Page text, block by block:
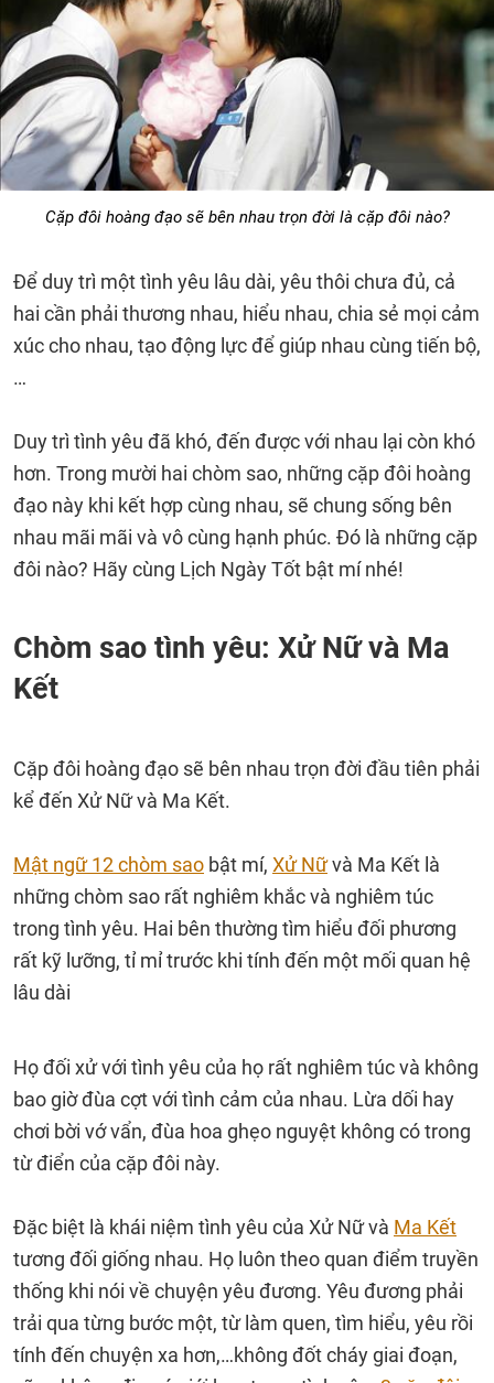
Cặp đôi hoàng đạo sẽ bên nhau trọn đời là cặp đôi nào?
Để duy trì một tình yêu lâu dài, yêu thôi chưa đủ, cả
hai cần phải thương nhau, hiểu nhau, chia sẻ mọi cảm
xúc cho nhau, tạo động lực để giúp nhau cùng tiến bộ,
…
Duy trì tình yêu đã khó, đến được với nhau lại còn khó
hơn. Trong mười hai chòm sao, những cặp đôi hoàng
đạo này khi kết hợp cùng nhau, sẽ chung sống bên
nhau mãi mãi và vô cùng hạnh phúc. Đó là những cặp
đôi nào? Hãy cùng Lịch Ngày Tốt bật mí nhé!
Chòm sao tình yêu: Xử Nữ và Ma
Kết
Cặp đôi hoàng đạo sẽ bên nhau trọn đời đầu tiên phải
kể đến Xử Nữ và Ma Kết.
Mật ngữ 12 chòm sao bật mí, Xử Nữvà Ma Kết là
những chòm sao rất nghiêm khắc và nghiêm túc
trong tình yêu. Hai bên thường tìm hiểu đối phương
rất kỹ lưỡng, tỉ mỉ trước khi tính đến một mối quan hệ
lâu dài
Họ đối xử với tình yêu của họ rất nghiêm túc và không
bao giờ đùa cợt với tình cảm của nhau. Lừa dối hay
chơi bời vớ vẩn, đùa hoa ghẹo nguyệt không có trong
từ điển của cặp đôi này.
Đặc biệt là khái niệm tình yêu của Xử Nữ và Ma Kết
tương đối giống nhau. Họ luôn theo quan điểm truyền
thống khi nói về chuyện yêu đương. Yêu đương phải
trải qua từng bước một, từ làm quen, tìm hiểu, yêu rồi
tính đến chuyện xa hơn,…không đốt cháy giai đoạn,